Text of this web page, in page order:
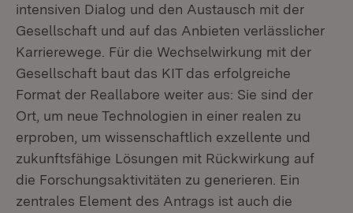
intensiven Dialog und den Austausch mit der
Gesellschaft und auf das Anbieten verlässlicher
Karrierewege. Für die Wechselwirkung mit der
Gesellschaft baut das KIT das erfolgreiche
Format der Reallabore weiter aus: Sie sind der
Ort, um neue Technologien in einer realen zu
erproben, um wissenschaftlich exzellente und
zukunftsfähige Lösungen mit Rückwirkung auf
die Forschungsaktivitäten zu generieren. Ein
zentrales Element des Antrags ist auch die